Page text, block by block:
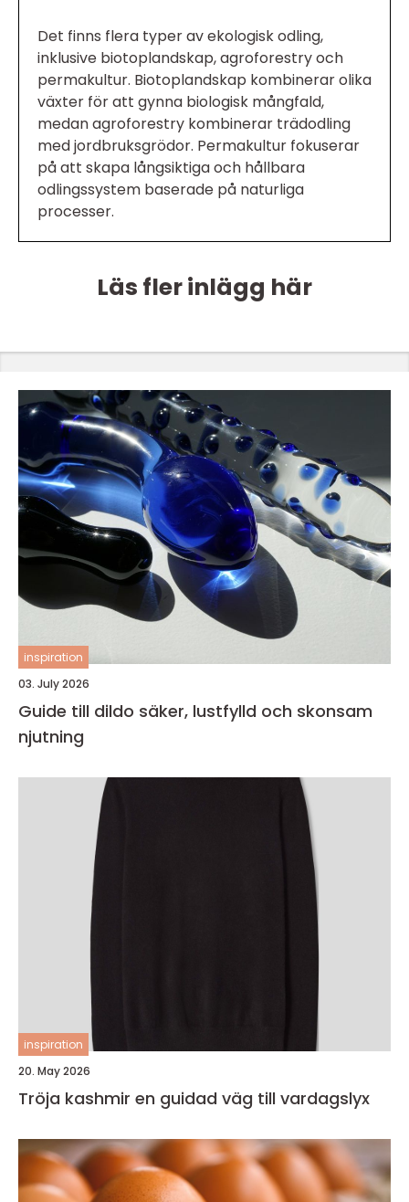
Det finns flera typer av ekologisk odling,
inklusive biotoplandskap, agroforestry och
permakultur. Biotoplandskap kombinerar olika
växter för att gynna biologisk mångfald,
medan agroforestry kombinerar trädodling
med jordbruksgrödor. Permakultur fokuserar
på att skapa långsiktiga och hållbara
odlingssystem baserade på naturliga
processer.
Läs fler inlägg här
inspiration
03. July 2026
Guide till dildo säker, lustfylld och skonsam
njutning
inspiration
20. May 2026
Tröja kashmir en guidad väg till vardagslyx